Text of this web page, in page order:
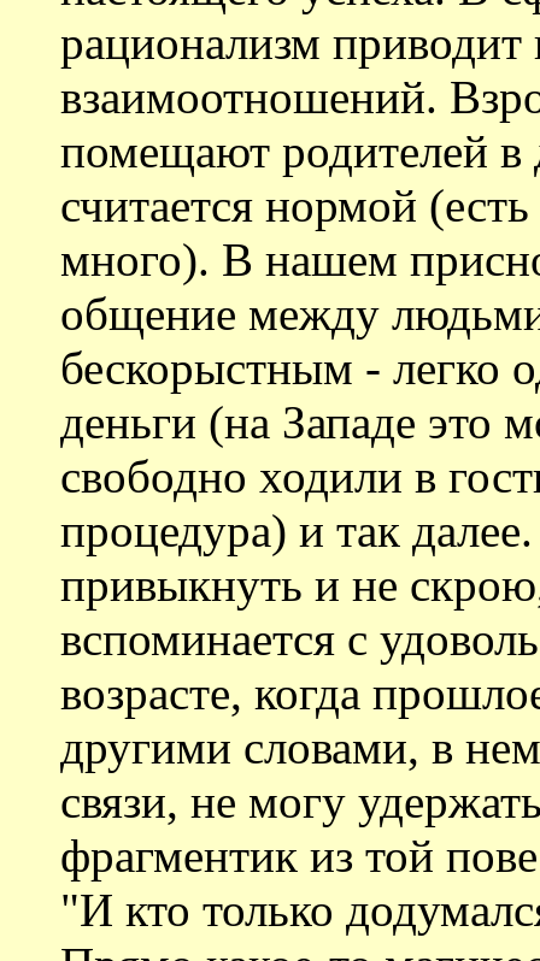
рационализм приводит
взаимоотношений.
помещают родителей в
считается нормой
много). В нашем
общение между
бескорыстным - легко
деньги (на Западе это
свободно ходили в
процедура) и так
привыкнуть и не
вспоминается с
возрасте, когда
другими словами, в
связи, не могу
фрагментик из той
"И кто только